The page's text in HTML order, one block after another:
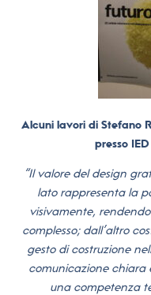
Alcuni lavori di Stefano
presso
“Il valore del design
lato rappresenta la
visivamente,
complesso; dall’altro
gesto di costruzione
comunicazione chiara
una competenza